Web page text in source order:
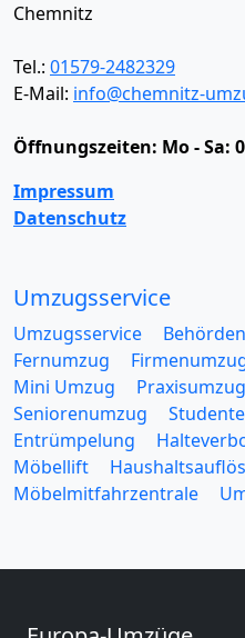
Chemnitz
Tel.: 01579-2482329
E-Mail: info@chemnitz-
Öffnungszeiten: Mo - Sa:
Impressum
Datenschutz
Umzugsservice
Umzugsservice
Fernumzug
Mini Umzug
Praxisumzug
Seniorenumzug
Entrümpelung
Möbellift
Möbelmitfahrzentrale